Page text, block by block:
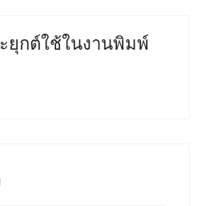
ยุกต์ใช้ในงานพิมพ์